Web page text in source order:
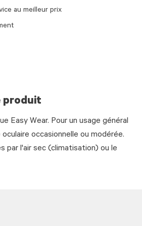
produit
Easy Wear. Pour un usage général
occasionnelle ou modérée.
par l'air sec (climatisation) ou le
au meilleur prix